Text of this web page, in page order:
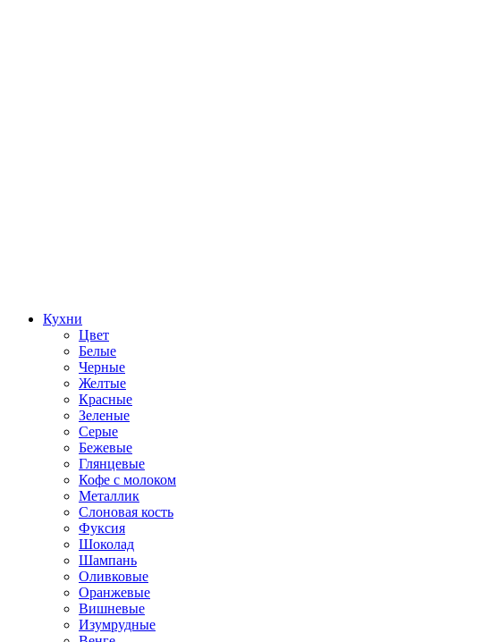
Кухни
Цвет
Белые
Черные
Желтые
Красные
Зеленые
Серые
Бежевые
Глянцевые
Кофе с молоком
Металлик
Слоновая кость
Фуксия
Шоколад
Шампань
Оливковые
Оранжевые
Вишневые
Изумрудные